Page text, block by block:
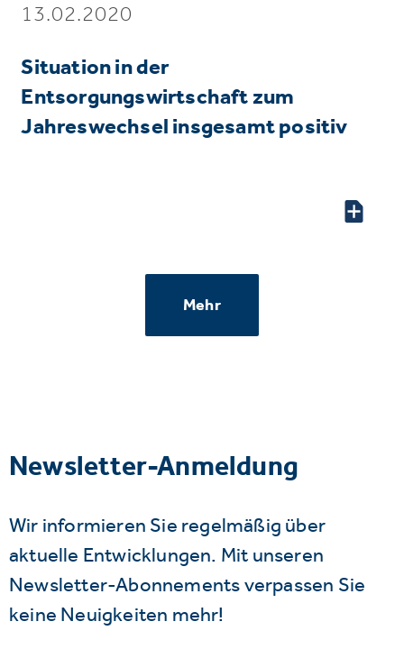
13.02.2020
Situation in der
Entsorgungswirtschaft zum
Jahreswechsel insgesamt positiv
Mehr
Newsletter-Anmeldung
Wir informieren Sie regelmäßig über
aktuelle Entwicklungen. Mit unseren
Newsletter-Abonnements verpassen Sie
keine Neuigkeiten mehr!